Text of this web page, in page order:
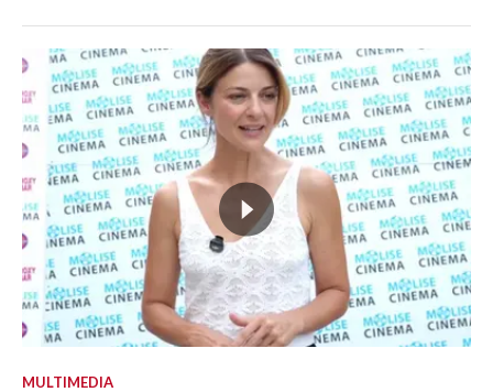
MULTIMEDIA